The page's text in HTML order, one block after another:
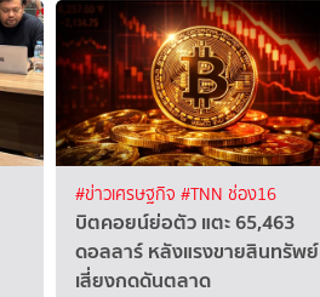
#ข่าวเศรษฐกิจ #TNN ช่อง16
บิตคอยน์ย่อตัว แตะ 65,463
ดอลลาร์ หลังแรงขายสินทรัพย์
เสี่ยงกดดันตลาด